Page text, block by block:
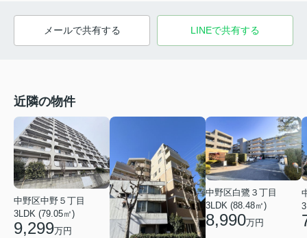
メールで共有する LINEで共有する
近隣の物件
中野区中野５丁目
3LDK (79.05㎡)
9,299万円
中野区白鷺３丁目
3LDK (88.48㎡)
8,990万円